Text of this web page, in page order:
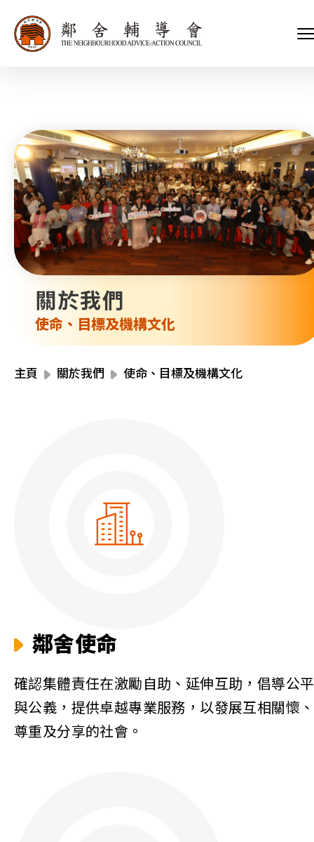
關於我們
使命、目標及機構文化
主頁 關於我們 使命、目標及機構文化
鄰舍使命
確認集體責任在激勵自助、延伸互助，倡導公平
與公義，提供卓越專業服務，以發展互相關懷、
尊重及分享的社會。
會長、副會長
執行委員會及總幹事
招標項目
關於我們
家庭及兒童福利服務
青少年服務
內地服務
教育服務
醫療衞生服務
社會企業
我們的服務
我們的夥伴
捐款方法
支持我們
新聞稿及媒體報導
財務報告
資源中心
活動報名